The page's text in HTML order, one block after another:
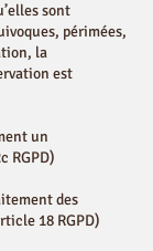
sont
périmées,
la
est
un
RGPD)
des
18 RGPD)